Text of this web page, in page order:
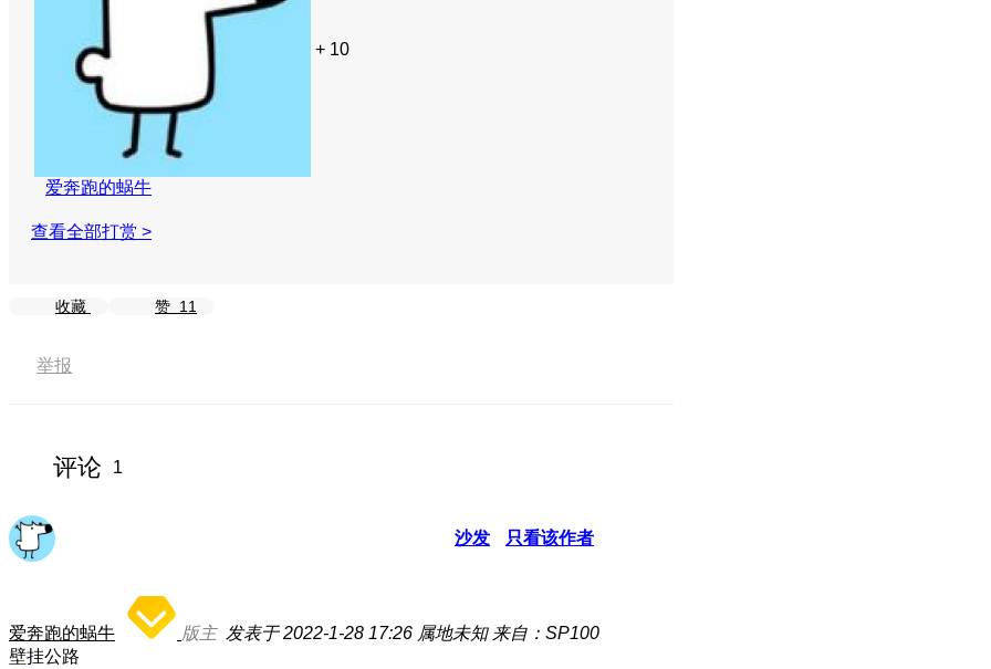
爱奔跑的蜗牛
+ 10
查看全部打赏 >
收藏 赞 11
举报
评论 1
沙发 只看该作者
爱奔跑的蜗牛 版主 发表于 2022-1-28 17:26 属地未知 来自：SP100
壁挂公路